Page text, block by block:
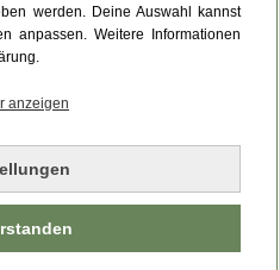
werden. Deine Auswahl kannst
anpassen. Weitere Informationen
anzeigen
Fehler aufgetreten.
die Seite neu.